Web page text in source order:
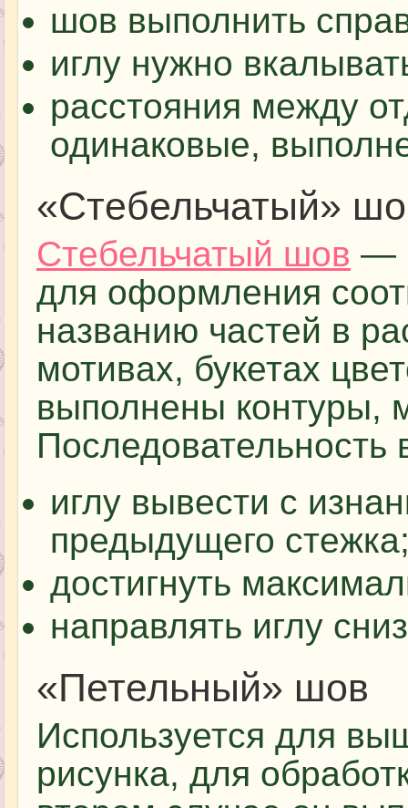
шов выполнить
иглу нужно
расстояния между
одинаковые,
«Стебельчатый»
Стебельчатый шов —
для оформления
названию частей в
мотивах, букетах
выполнены контуры,
Последовательность
иглу вывести с
предыдущего
достигнуть
направлять иглу
«Петельный» шов
Используется для
рисунка, для